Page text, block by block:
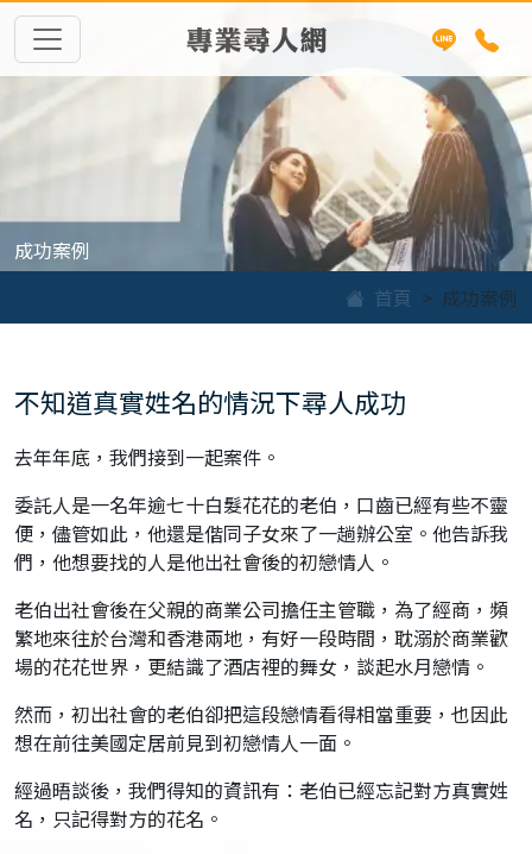
專業尋人網
成功案例
首頁
成功案例
不知道真實姓名的情況下尋人成功
去年年底，我們接到一起案件。
委託人是一名年逾七十白髮花花的老伯，口齒已經有些不靈
便，儘管如此，他還是偕同子女來了一趟辦公室。他告訴我
們，他想要找的人是他出社會後的初戀情人。
老伯出社會後在父親的商業公司擔任主管職，為了經商，頻
繁地來往於台灣和香港兩地，有好一段時間，耽溺於商業歡
場的花花世界，更結識了酒店裡的舞女，談起水月戀情。
然而，初出社會的老伯卻把這段戀情看得相當重要，也因此
想在前往美國定居前見到初戀情人一面。
經過晤談後，我們得知的資訊有：老伯已經忘記對方真實姓
名，只記得對方的花名。